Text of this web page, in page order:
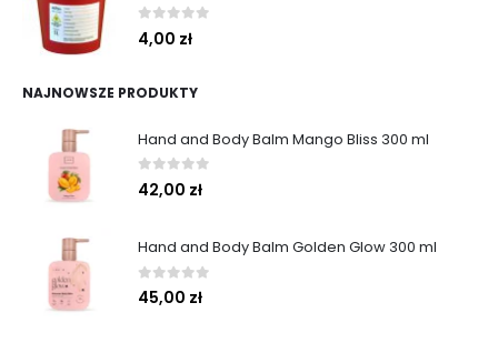
0out of 5
4,00 zł
NAJNOWSZE PRODUKTY
Hand and Body Balm Mango Bliss 300 ml
0out of 5
42,00 zł
Hand and Body Balm Golden Glow 300 ml
0out of 5
45,00 zł